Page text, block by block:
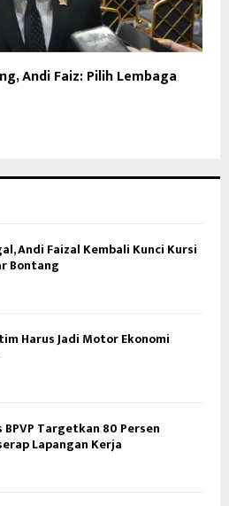
Andi Faiz: Pilih Lembaga
Andi Faizal Kembali Kunci Kursi
Bontang
Harus Jadi Motor Ekonomi
BPVP Targetkan 80 Persen
Lapangan Kerja